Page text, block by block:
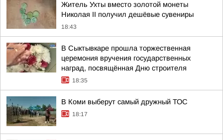
Житель Ухты вместо золотой монеты
Николая II получил дешёвые сувениры
18:43
В Сыктывкаре прошла торжественная
церемония вручения государственных
наград, посвящённая Дню строителя
18:35
В Коми выберут самый дружный ТОС
18:17